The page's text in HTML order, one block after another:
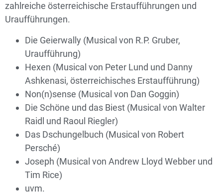
zahlreiche österreichische Erstaufführungen und
Uraufführungen.
Die Geierwally (Musical von R.P. Gruber,
Uraufführung)
Hexen (Musical von Peter Lund und Danny
Ashkenasi, österreichisches Erstaufführung)
Non(n)sense (Musical von Dan Goggin)
Die Schöne und das Biest (Musical von Walter
Raidl und Raoul Riegler)
Das Dschungelbuch (Musical von Robert
Persché)
Joseph (Musical von Andrew Lloyd Webber und
Tim Rice)
uvm.